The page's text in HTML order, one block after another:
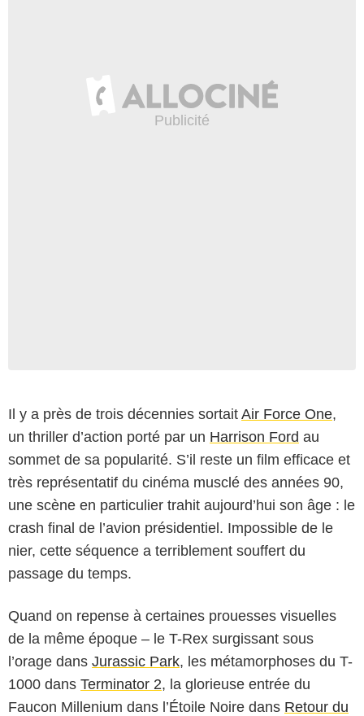
Il y a près de trois décennies sortait Air Force One,
un thriller d’action porté par un Harrison Ford au
sommet de sa popularité. S’il reste un film efficace et
très représentatif du cinéma musclé des années 90,
une scène en particulier trahit aujourd’hui son âge : le
crash final de l’avion présidentiel. Impossible de le
nier, cette séquence a terriblement souffert du
passage du temps.
Quand on repense à certaines prouesses visuelles
de la même époque – le T-Rex surgissant sous
l’orage dans Jurassic Park, les métamorphoses du T-
1000 dans Terminator 2, la glorieuse entrée du
Faucon Millenium dans l’Étoile Noire dans Retour du